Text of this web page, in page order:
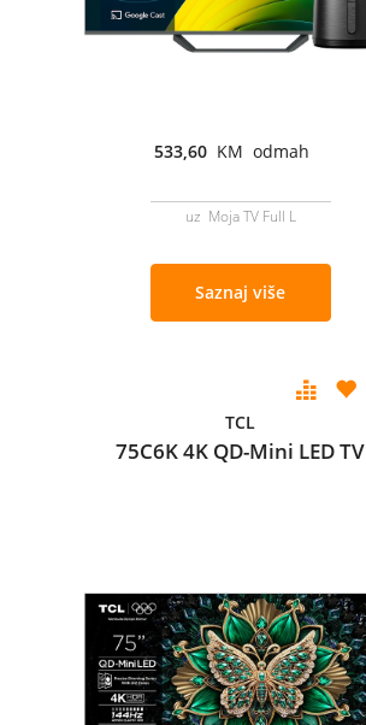
533,60 KM odmah
uz Moja TV Full L
Saznaj više
TCL
75C6K 4K QD-Mini LED TV